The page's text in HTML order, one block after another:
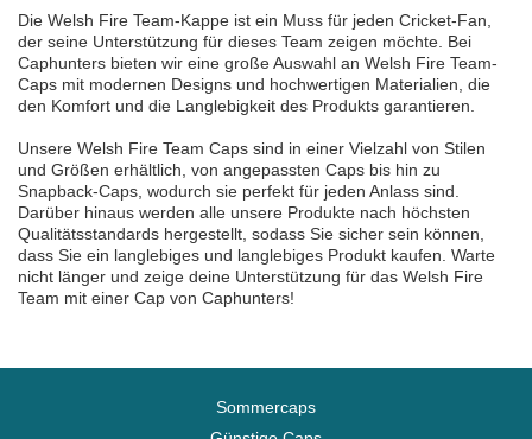
Die Welsh Fire Team-Kappe ist ein Muss für jeden Cricket-Fan,
der seine Unterstützung für dieses Team zeigen möchte. Bei
Caphunters bieten wir eine große Auswahl an Welsh Fire Team-
Caps mit modernen Designs und hochwertigen Materialien, die
den Komfort und die Langlebigkeit des Produkts garantieren.
Unsere Welsh Fire Team Caps sind in einer Vielzahl von Stilen
und Größen erhältlich, von angepassten Caps bis hin zu
Snapback-Caps, wodurch sie perfekt für jeden Anlass sind.
Darüber hinaus werden alle unsere Produkte nach höchsten
Qualitätsstandards hergestellt, sodass Sie sicher sein können,
dass Sie ein langlebiges und langlebiges Produkt kaufen. Warte
nicht länger und zeige deine Unterstützung für das Welsh Fire
Team mit einer Cap von Caphunters!
Sommercaps